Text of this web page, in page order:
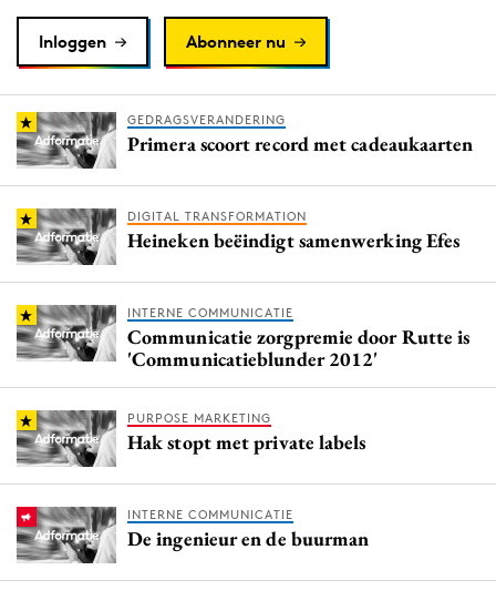
Inloggen Abonneer nu
GEDRAGSVERANDERING
Primera scoort record met cadeaukaarten
DIGITAL TRANSFORMATION
Heineken beëindigt samenwerking Efes
INTERNE COMMUNICATIE
Communicatie zorgpremie door Rutte is
'Communicatieblunder 2012'
PURPOSE MARKETING
Hak stopt met private labels
INTERNE COMMUNICATIE
De ingenieur en de buurman